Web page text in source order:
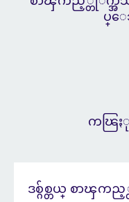
ပ္ေ
ကၽြႏု္
ဒစ္ဂ်စ္တယ္ စာၾ